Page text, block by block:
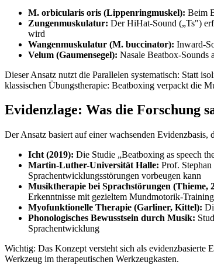
M. orbicularis oris (Lippenringmuskel): Beim
Zungenmuskulatur: Der HiHat-Sound („Ts")
wird
Wangenmuskulatur (M. buccinator): Inward-
Velum (Gaumensegel): Nasale Beatbox-
Dieser Ansatz nutzt die Parallelen systematisch: Statt
klassischen Übungstherapie: Beatboxing verpackt die
Evidenzlage: Was die Forschung
Der Ansatz basiert auf einer wachsenden
Icht (2019): Die Studie „Beatboxing as speech
Martin-Luther-Universität Halle: Prof.
Sprachentwicklungsstörungen vorbeugen kann
Musiktherapie bei Sprachstörungen (Thieme,
Erkenntnisse mit gezieltem Mundmotorik-Training
Myofunktionelle Therapie (Garliner, Kittel):
Phonologisches Bewusstsein durch Musik:
Sprachentwicklung
Wichtig: Das Konzept versteht sich als
Werkzeug im therapeutischen Werkzeugkasten.